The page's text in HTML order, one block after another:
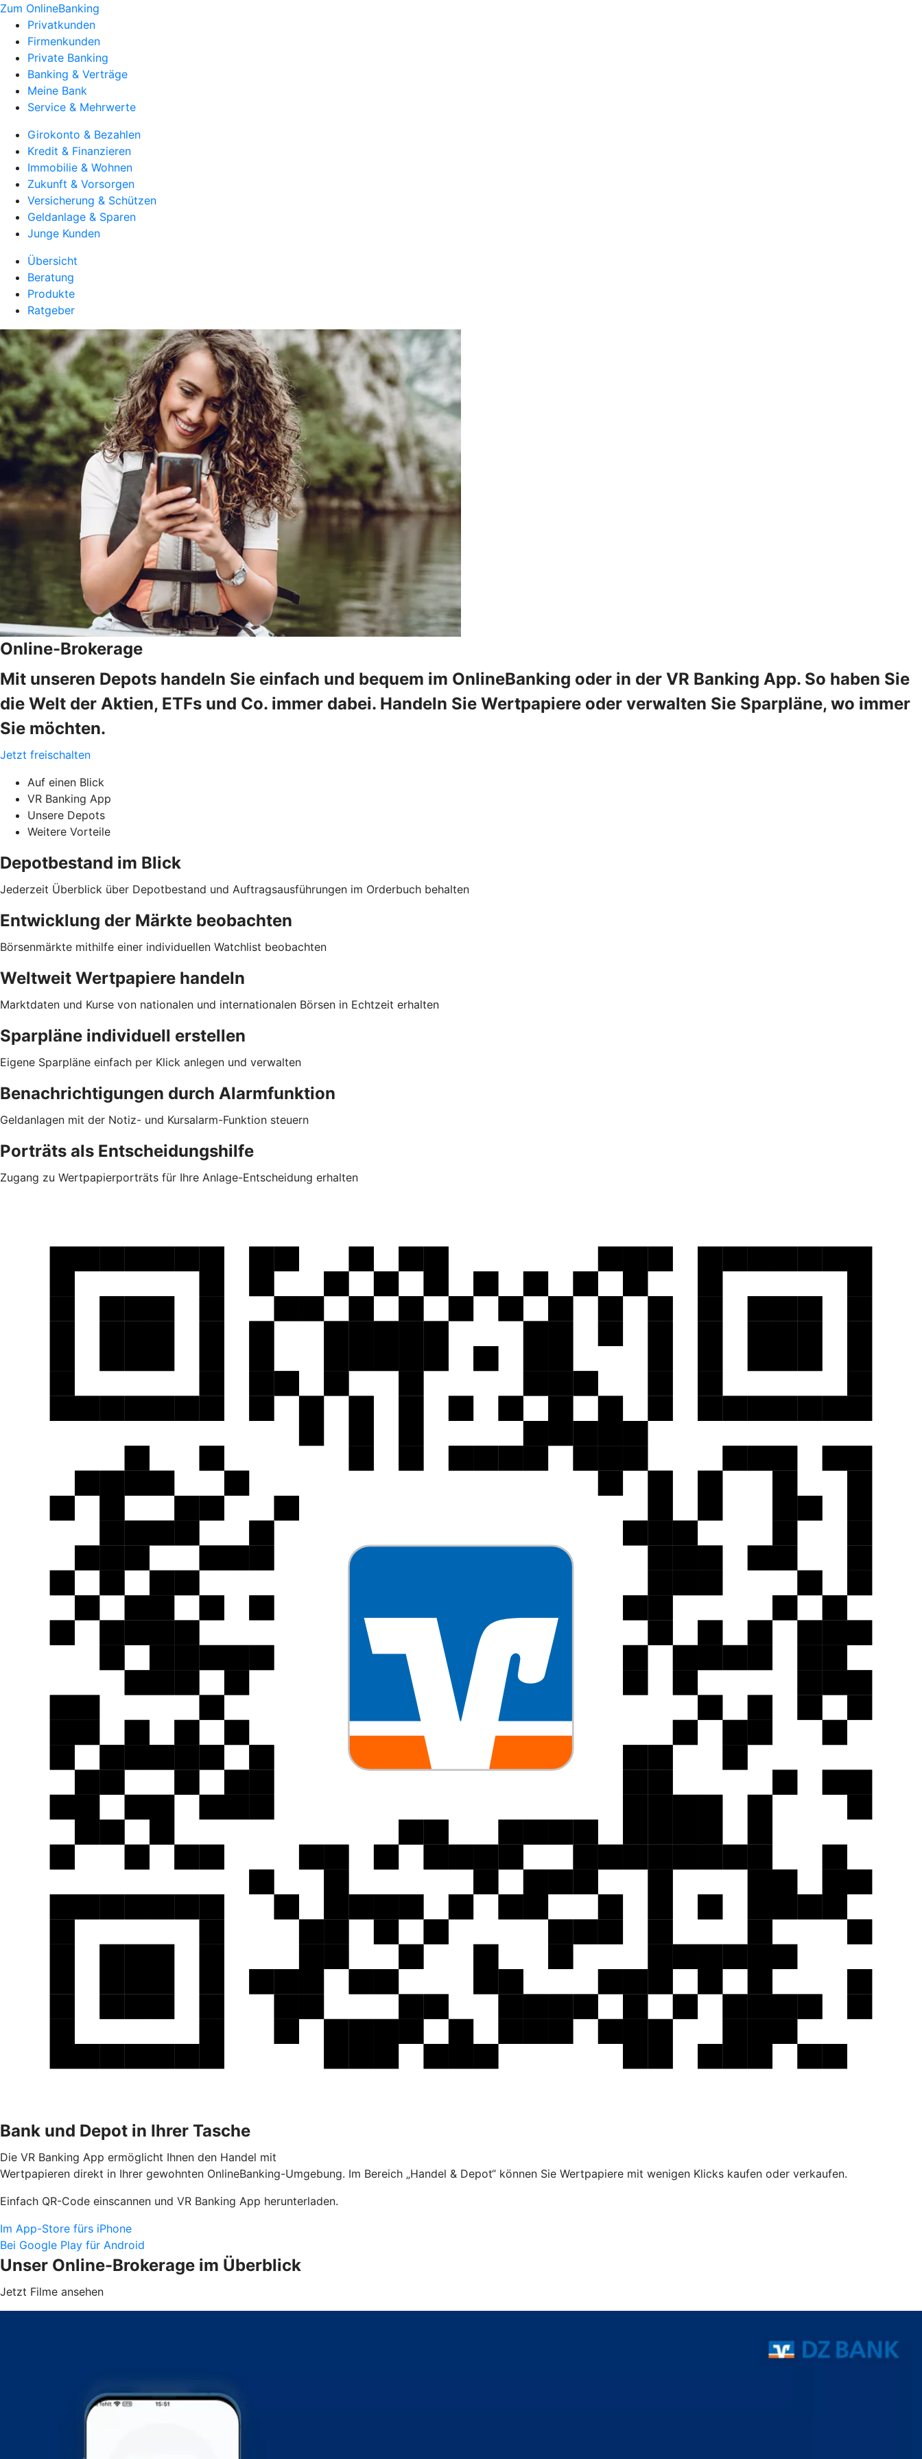
Zum OnlineBanking
Privatkunden
Firmenkunden
Private Banking
Banking & Verträge
Meine Bank
Service & Mehrwerte
Girokonto & Bezahlen
Kredit & Finanzieren
Immobilie & Wohnen
Zukunft & Vorsorgen
Versicherung & Schützen
Geldanlage & Sparen
Junge Kunden
Übersicht
Beratung
Produkte
Ratgeber
Online-Brokerage
Mit unseren Depots handeln Sie einfach und bequem im OnlineBanking oder in der VR Banking App. So haben Sie
die Welt der Aktien, ETFs und Co. immer dabei. Handeln Sie Wertpapiere oder verwalten Sie Sparpläne, wo immer
Sie möchten.
Jetzt freischalten
Auf einen Blick
VR Banking App
Unsere Depots
Weitere Vorteile
Depotbestand im Blick
Jederzeit Überblick über Depotbestand und Auftragsausführungen im Orderbuch behalten
Entwicklung der Märkte beobachten
Börsenmärkte mithilfe einer individuellen Watchlist beobachten
Weltweit Wertpapiere handeln
Marktdaten und Kurse von nationalen und internationalen Börsen in Echtzeit erhalten
Sparpläne individuell erstellen
Eigene Sparpläne einfach per Klick anlegen und verwalten
Benachrichtigungen durch Alarmfunktion
Geldanlagen mit der Notiz- und Kursalarm-Funktion steuern
Porträts als Entscheidungshilfe
Zugang zu Wertpapierporträts für Ihre Anlage-Entscheidung erhalten
Bank und Depot in Ihrer Tasche
Die VR Banking App ermöglicht Ihnen den Handel mit
Wertpapieren direkt in Ihrer gewohnten OnlineBanking-Umgebung. Im Bereich „Handel & Depot“ können Sie Wertpapiere mit wenigen Klicks kaufen oder verkaufen.
Einfach QR-Code einscannen und VR Banking App herunterladen.
Im App-Store fürs iPhone
Bei Google Play für Android
Unser Online-Brokerage im Überblick
Jetzt Filme ansehen